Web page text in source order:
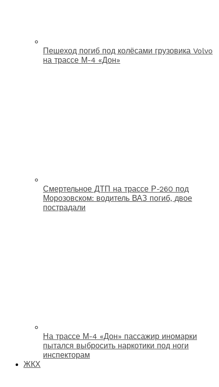
Пешеход погиб под колёсами грузовика Volvo
на трассе М-4 «Дон»
Смертельное ДТП на трассе Р-260 под
Морозовском: водитель ВАЗ погиб, двое
пострадали
На трассе М-4 «Дон» пассажир иномарки
пытался выбросить наркотики под ноги
инспекторам
ЖКХ